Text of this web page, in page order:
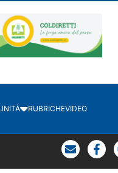
RUBRICHEVIDEO